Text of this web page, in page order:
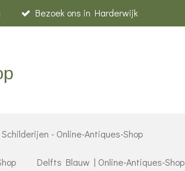
Bezoek ons in Harderwijk
Schilderijen - Online-Antiques-Shop
Delfts Blauw | Online-Antiques-Shop